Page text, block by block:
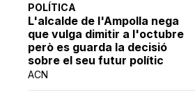
POLÍTICA
L'alcalde de l'Ampolla nega
que vulga dimitir a l'octubre
però es guarda la decisió
sobre el seu futur polític
ACN